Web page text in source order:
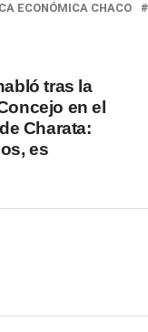
ECONÓMICA CHACO
tras la
en el
Charata:
es